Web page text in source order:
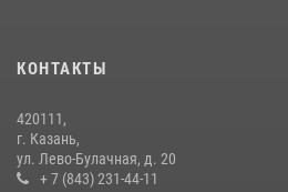
15 июля отмечается День образования
Росгвардии
15 июля 2026, 08:41
КОНТАКТЫ
420111,
г. Казань,
ул. Лево-Булачная, д. 20
+ 7 (843) 231-44-11